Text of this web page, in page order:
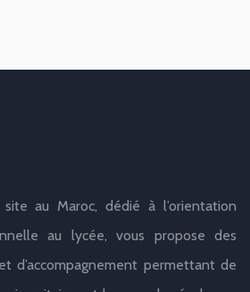
au Maroc, dédié à l’orientation
au lycée, vous propose des
d’accompagnement permettant de